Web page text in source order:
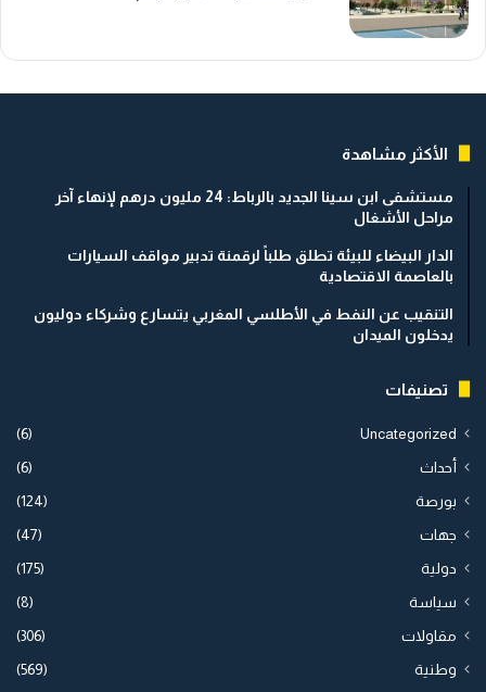
الأكثر مشاهدة
مستشفى ابن سينا الجديد بالرباط: 24 مليون درهم لإنهاء آخر
مراحل الأشغال
الدار البيضاء للبيئة تطلق طلباً لرقمنة تدبير مواقف السيارات
بالعاصمة الاقتصادية
التنقيب عن النفط في الأطلسي المغربي يتسارع وشركاء دوليون
يدخلون الميدان
تصنيفات
Uncategorized
(6)
أحداث (6)
بورصة (124)
جهات (47)
دولية (175)
سياسة (8)
مقاولات (306)
وطنية (569)